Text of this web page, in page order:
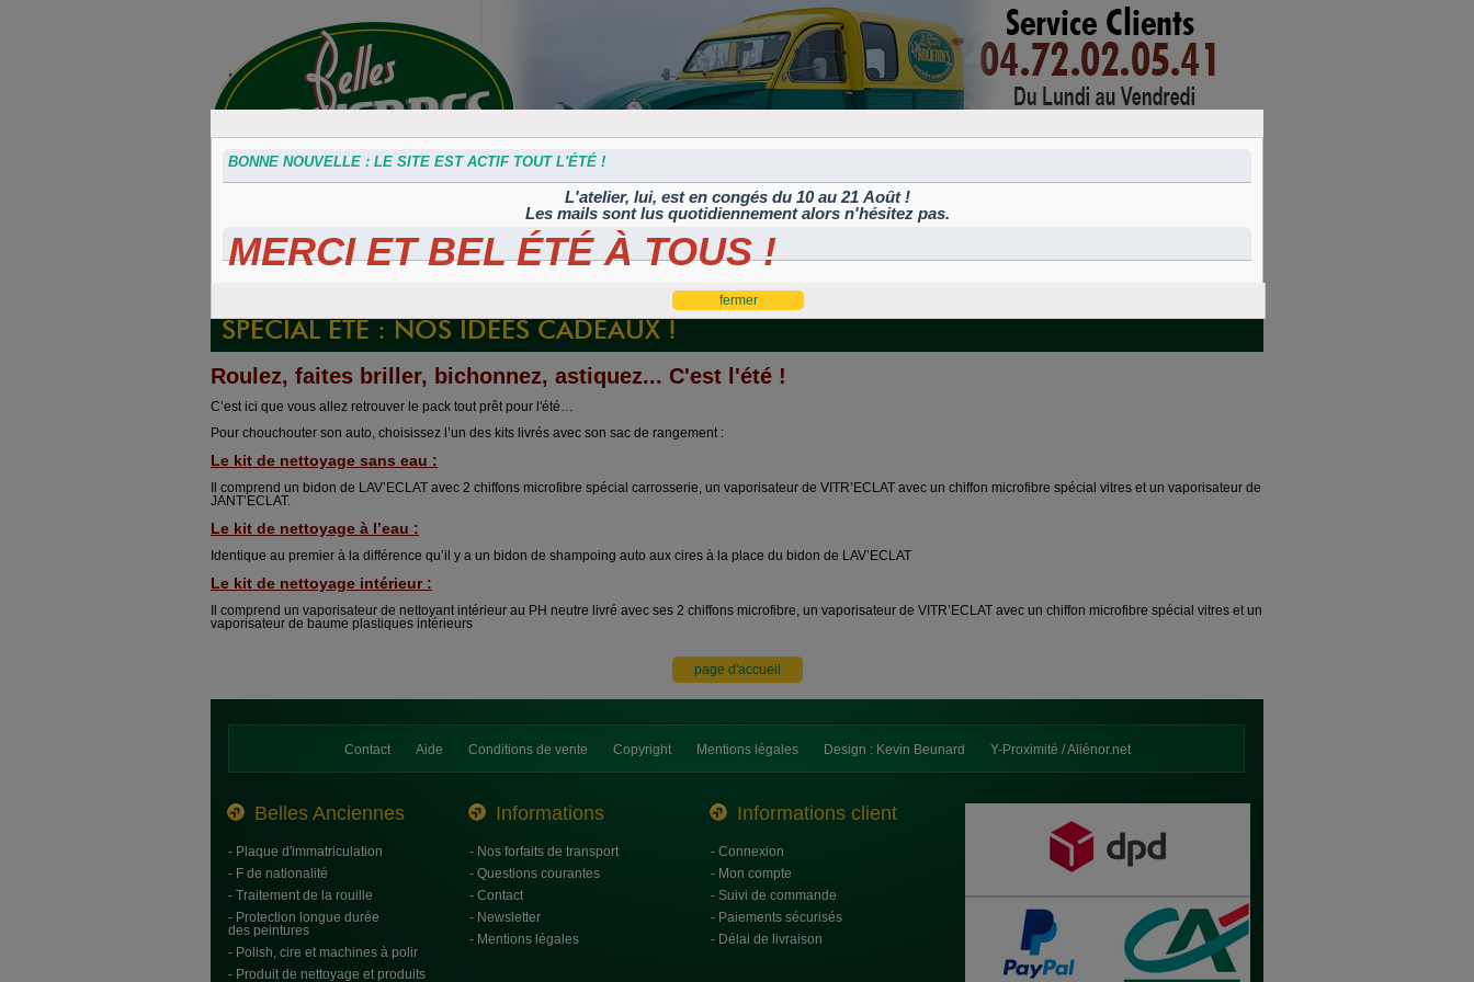
Accessoires
divers
Plaques 3D
Maillefaud et
Plaques
immatriculation
Plaques
autocollantes et
Plaques
peintes
Traitement
Corrosion
BONNE NOUVELLE : LE SITE EST ACTIF TOUT L'ÉTÉ !
L'atelier, lui, est en congés du 10 au 21 Août !
Les mails sont lus quotidiennement alors n'hésitez pas.
MERCI ET BEL ÉTÉ À TOUS !
SPÉCIAL ÉTÉ : NOS IDÉES CADEAUX !
Roulez, faites briller, bichonnez, astiquez... C'est l'été !
C’est ici que vous allez retrouver le pack tout prêt pour l'été…
Pour chouchouter son auto, choisissez l’un des kits livrés avec son sac de rangement :
Le kit de nettoyage sans eau :
Il comprend un bidon de LAV’ECLAT avec 2 chiffons microfibre spécial carrosserie, un vaporisateur de VITR’ECLAT avec un chiffon microfibre spécial vitres et un vaporisateur de
JANT’ECLAT.
Le kit de nettoyage à l’eau :
Identique au premier à la différence qu’il y a un bidon de shampoing auto aux cires à la place du bidon de LAV’ECLAT
Le kit de nettoyage intérieur :
Il comprend un vaporisateur de nettoyant intérieur au PH neutre livré avec ses 2 chiffons microfibre, un vaporisateur de VITR’ECLAT avec un chiffon microfibre spécial vitres et un
vaporisateur de baume plastiques intérieurs
Contact Aide Conditions de vente Copyright Mentions légales Design : Kevin Beunard Y-Proximité / Aliénor.net
Belles Anciennes Informations Informations client
- Plaque d'immatriculation
- F de nationalité
- Traitement de la rouille
- Protection longue durée
des peintures
- Polish, cire et machines à polir
- Produit de nettoyage et produits
- Nos forfaits de transport
- Questions courantes
- Contact
- Newsletter
- Mentions légales
- Connexion
- Mon compte
- Suivi de commande
- Paiements sécurisés
- Délai de livraison